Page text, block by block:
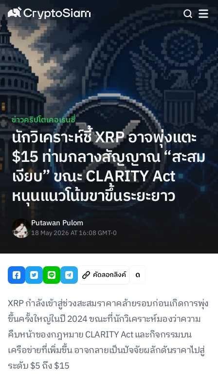
ข่าวคริปโตเคอเรนซี่
นักวิเคราะห์ชี้ XRP อาจพุ่งแตะ
$15 ท่ามกลางสัญญาณ “สะสม
เงียบ” ขณะ CLARITY Act
หนุนแนวโน้มขาขึ้นระยะยาว
Putawan Pulom
18 May 2026 AT 16:08 GMT-0
คัดลอกลิงค์
XRP กำลังเข้าสู่ช่วงสะสมราคาคล้ายรอบก่อนเกิดการพุ่ง
ขึ้นครั้งใหญ่ในปี 2024 ขณะที่นักวิเคราะห์มองว่าความ
คืบหน้าของกฎหมาย CLARITY Act และกิจกรรมบน
เครือข่ายที่เพิ่มขึ้น อาจกลายเป็นปัจจัยผลักดันราคาไปสู่
ระดับ $5 ถึง $15